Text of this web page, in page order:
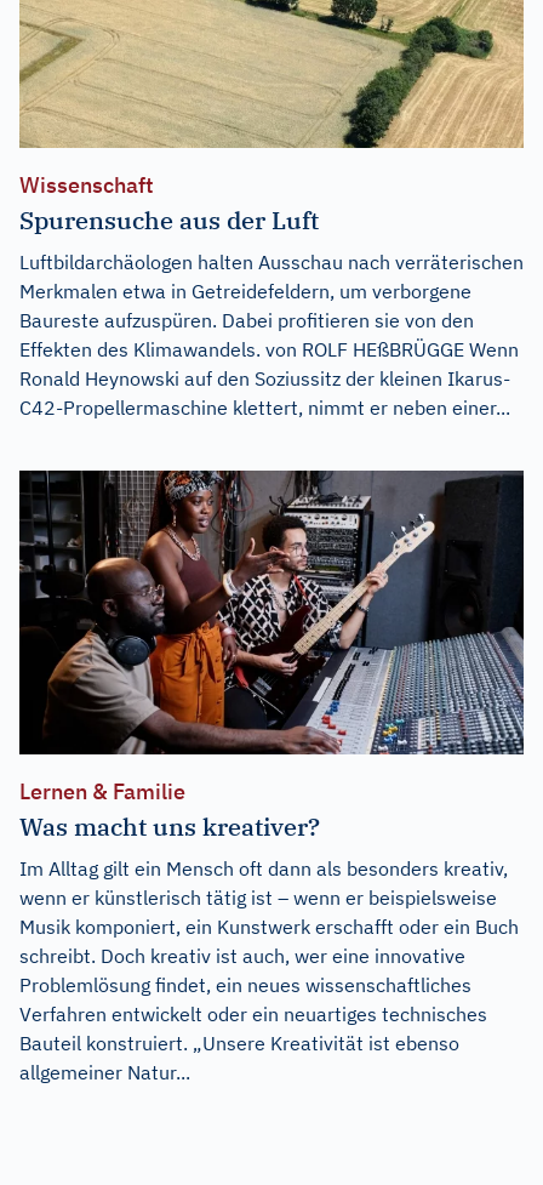
Wissenschaft
Spurensuche aus der Luft
Luftbildarchäologen halten Ausschau nach verräterischen
Merkmalen etwa in Getreidefeldern, um verborgene
Baureste aufzuspüren. Dabei profitieren sie von den
Effekten des Klimawandels. von ROLF HEßBRÜGGE Wenn
Ronald Heynowski auf den Soziussitz der kleinen Ikarus-
C42-Propellermaschine klettert, nimmt er neben einer...
Lernen & Familie
Was macht uns kreativer?
Im Alltag gilt ein Mensch oft dann als besonders kreativ,
wenn er künstlerisch tätig ist – wenn er beispielsweise
Musik komponiert, ein Kunstwerk erschafft oder ein Buch
schreibt. Doch kreativ ist auch, wer eine innovative
Problemlösung findet, ein neues wissenschaftliches
Verfahren entwickelt oder ein neuartiges technisches
Bauteil konstruiert. „Unsere Kreativität ist ebenso
allgemeiner Natur...